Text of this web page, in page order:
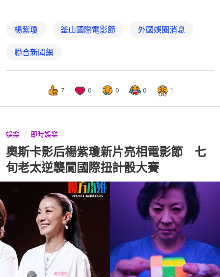
楊紫瓊 釜山國際電影節 外國娛圈消息
聯合新聞網
7 0 0 0 1
娛樂 即時娛樂
奧斯卡影后楊紫瓊新片亮相電影節 七
旬老太逆襲闖國際扭計骰大賽